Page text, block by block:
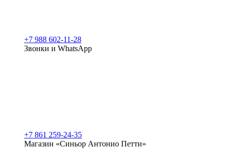
+7 988 602-11-28
Звонки и WhatsApp
+7 861 259-24-35
Магазин «Синьор Антонио Петти»